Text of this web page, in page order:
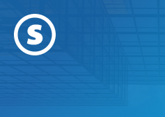
naar